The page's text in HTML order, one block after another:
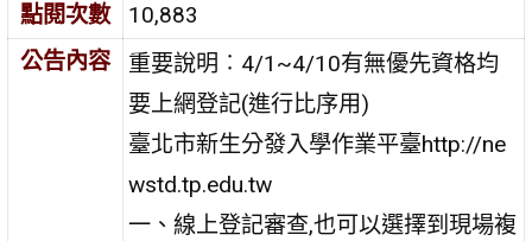
點閱次數
10,883
公告內容
重要說明︰4/1~4/10有無優先資格均
要上網登記(進行比序用)
臺北市新生分發入學作業平臺http://ne
wstd.tp.edu.tw
一、線上登記審查,也可以選擇到現場複